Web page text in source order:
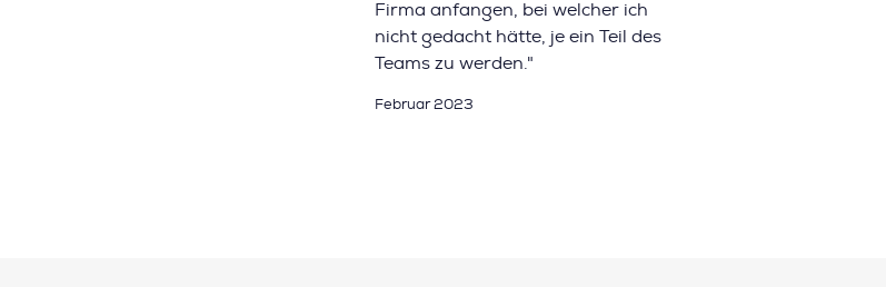
Firma anfangen, bei welcher ich
nicht gedacht hätte, je ein Teil des
Teams zu werden."
Februar 2023